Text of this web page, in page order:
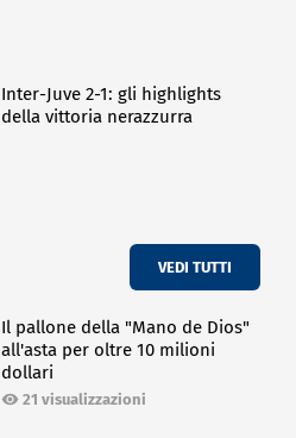
Inter-Juve 2-1: gli highlights
della vittoria nerazzurra
VEDI TUTTI
Il pallone della "Mano de Dios"
all'asta per oltre 10 milioni
dollari
21 visualizzazioni